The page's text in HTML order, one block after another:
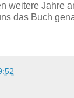
weitere Jahre
das Buch